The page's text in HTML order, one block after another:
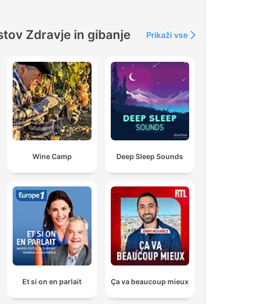
Zdravje in gibanje Prikaži vse
Wine Camp Deep Sleep Sounds
Et si on en parlait Ça va beaucoup mieux